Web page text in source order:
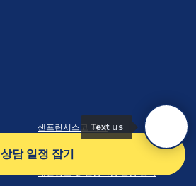
샌프란시스코 지사
워싱턴 D.C & 메릴랜드 지사
상담 일정 잡기
Text us